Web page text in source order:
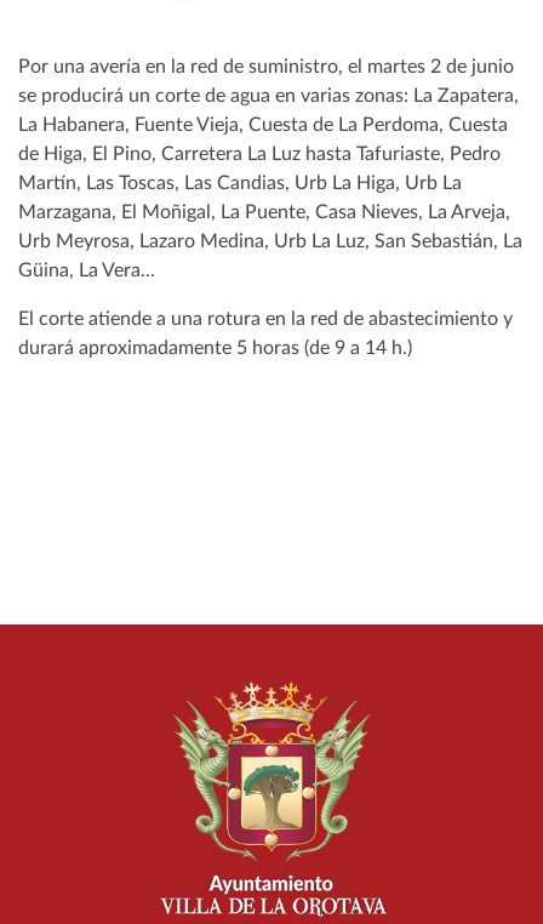
Por una avería en la red de suministro, el martes 2 de junio
se producirá un corte de agua en varias zonas: La Zapatera,
La Habanera, Fuente Vieja, Cuesta de La Perdoma, Cuesta
de Higa, El Pino, Carretera La Luz hasta Tafuriaste, Pedro
Martín, Las Toscas, Las Candias, Urb La Higa, Urb La
Marzagana, El Moñigal, La Puente, Casa Nieves, La Arveja,
Urb Meyrosa, Lazaro Medina, Urb La Luz, San Sebastián, La
Güina, La Vera...
El corte atiende a una rotura en la red de abastecimiento y
durará aproximadamente 5 horas (de 9 a 14 h.)